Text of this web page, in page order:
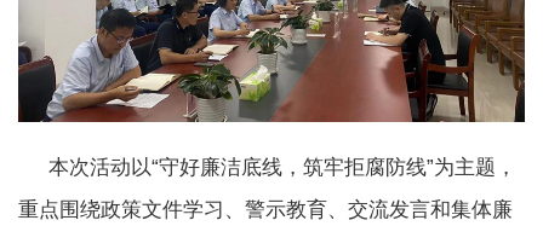
本次活动以“守好廉洁底线，筑牢拒腐防线”为主题，
重点围绕政策文件学习、警示教育、交流发言和集体廉